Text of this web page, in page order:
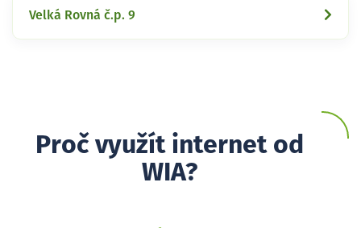
Velká Rovná č.p. 9
Proč využít internet od
WIA?